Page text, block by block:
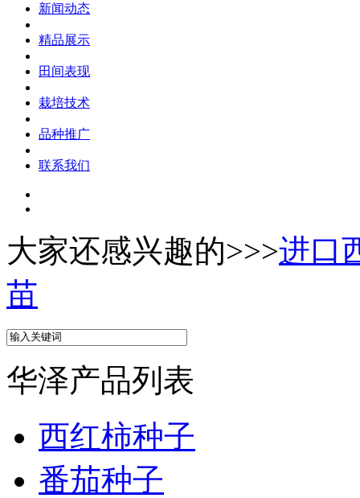
新闻动态
精品展示
田间表现
栽培技术
品种推广
联系我们
大家还感兴趣的>>>进口
苗
华泽产品列表
西红柿种子
番茄种子